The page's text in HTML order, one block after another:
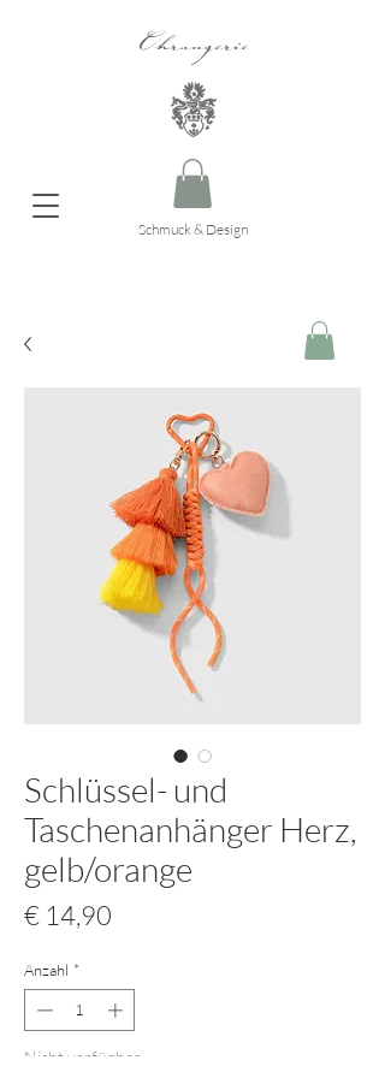
Ohrangerie
Schmuck & Design
Schlüssel- und
Taschenanhänger Herz,
gelb/orange
€ 14,90
Anzahl *
Nicht verfügbar